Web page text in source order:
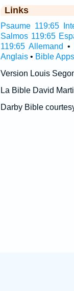
Links
Psaume 119:65
Salmos 119:65
119:65 Allemand •
Anglais• Bible Apps
Version Louis
La Bible David
Darby Bible